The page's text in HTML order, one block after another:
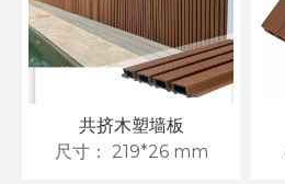
共挤木塑墙板
尺寸：
219*26 mm